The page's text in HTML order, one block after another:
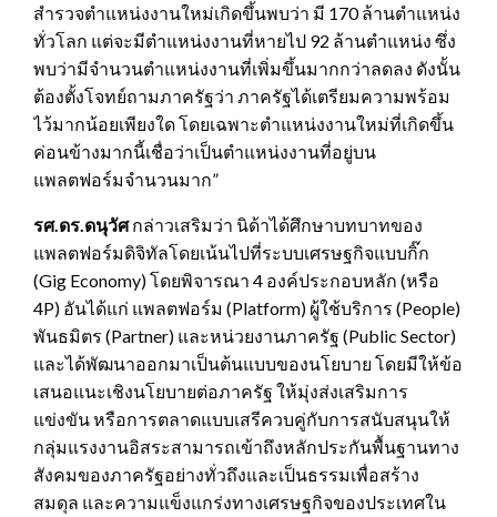
สำรวจตำแหน่งงานใหม่เกิดขึ้นพบว่า มี 170 ล้านตำแหน่ง
ทั่วโลก แต่จะมีตำแหน่งงานที่หายไป 92 ล้านตำแหน่ง ซึ่ง
พบว่ามีจำนวนตำแหน่งงานที่เพิ่มขึ้นมากกว่าลดลง ดังนั้น
ต้องตั้งโจทย์ถามภาครัฐว่า ภาครัฐได้เตรียมความพร้อม
ไว้มากน้อยเพียงใด โดยเฉพาะตำแหน่งงานใหม่ที่เกิดขึ้น
ค่อนข้างมากนี้เชื่อว่าเป็นตำแหน่งงานที่อยู่บน
แพลตฟอร์มจำนวนมาก”
รศ.ดร.ดนุวัศกล่าวเสริมว่า นิด้าได้ศึกษาบทบาทของ
แพลตฟอร์มดิจิทัลโดยเน้นไปที่ระบบเศรษฐกิจแบบกิ๊ก
(Gig Economy) โดยพิจารณา 4 องค์ประกอบหลัก (หรือ
4P) อันได้แก่ แพลตฟอร์ม (Platform) ผู้ใช้บริการ (People)
พันธมิตร (Partner) และหน่วยงานภาครัฐ (Public Sector)
และได้พัฒนาออกมาเป็นต้นแบบของนโยบาย โดยมีให้ข้อ
เสนอแนะเชิงนโยบายต่อภาครัฐ ให้มุ่งส่งเสริมการ
แข่งขัน หรือการตลาดแบบเสรีควบคู่กับการสนับสนุนให้
กลุ่มแรงงานอิสระสามารถเข้าถึงหลักประกันพื้นฐานทาง
สังคมของภาครัฐอย่างทั่วถึงและเป็นธรรมเพื่อสร้าง
สมดุล และความแข็งแกร่งทางเศรษฐกิจของประเทศใน